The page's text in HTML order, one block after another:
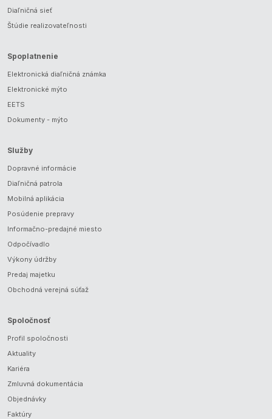
Diaľničná sieť
Štúdie realizovateľnosti
Spoplatnenie
Elektronická diaľničná známka
Elektronické mýto
EETS
Dokumenty - mýto
Služby
Dopravné informácie
Diaľničná patrola
Mobilná aplikácia
Posúdenie prepravy
Informačno-predajné miesto
Odpočívadlo
Výkony údržby
Predaj majetku
Obchodná verejná súťaž
Spoločnosť
Profil spoločnosti
Aktuality
Kariéra
Zmluvná dokumentácia
Objednávky
Faktúry